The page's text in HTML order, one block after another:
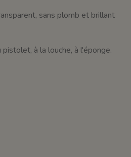
sans plomb et brillant
à la louche, à l'éponge.